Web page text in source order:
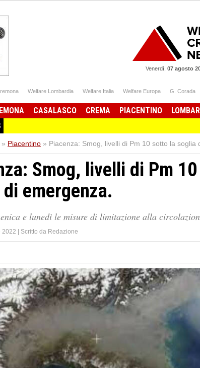
Venerdì, 07 agosto
Welfare Lombardia Welfare Italia Welfare Europa G. Corada
CASALASCO CREMA PIACENTINO
Guccini,
» Piacentino » Piacenza: Smog, livelli di Pm 10 sotto la soglia
Smog, livelli di Pm
emergenza.
e lunedì le misure di limitazione alla
2022 | Scritto da Redazione